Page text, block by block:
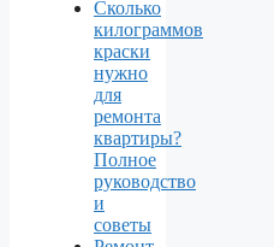
Сколько
килограммов
краски
нужно
для
ремонта
квартиры?
Полное
руководство
и
советы